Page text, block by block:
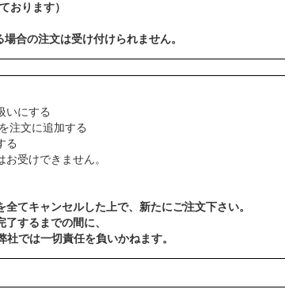
おります）
の注文は受け付けられません。
にする
注文に追加する
る
受けできません。
てキャンセルした上で、新たにご注文下さい。
するまでの間に、
では一切責任を負いかねます。